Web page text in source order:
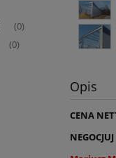
(0)
(0)
Opis
CENA